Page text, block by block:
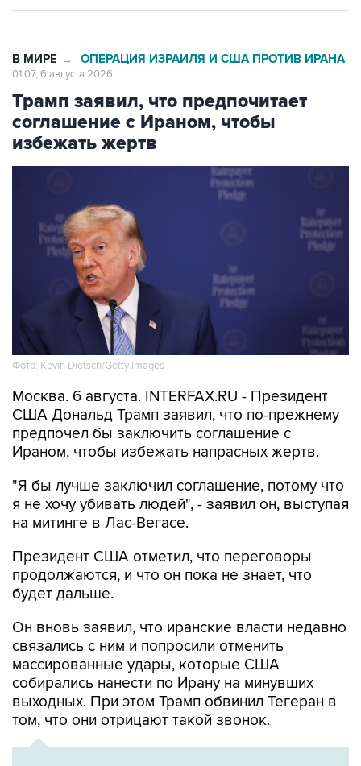
В МИРЕ → ОПЕРАЦИЯ ИЗРАИЛЯ И США ПРОТИВ ИРАНА
01:07, 6 августа 2026
Трамп заявил, что предпочитает
соглашение с Ираном, чтобы
избежать жертв
Фото: Kevin Dietsch/Getty Images
Москва. 6 августа. INTERFAX.RU - Президент
США Дональд Трамп заявил, что по-прежнему
предпочел бы заключить соглашение с
Ираном, чтобы избежать напрасных жертв.
"Я бы лучше заключил соглашение, потому что
я не хочу убивать людей", - заявил он, выступая
на митинге в Лас-Вегасе.
Президент США отметил, что переговоры
продолжаются, и что он пока не знает, что
будет дальше.
Он вновь заявил, что иранские власти недавно
связались с ним и попросили отменить
массированные удары, которые США
собирались нанести по Ирану на минувших
выходных. При этом Трамп обвинил Тегеран в
том, что они отрицают такой звонок.